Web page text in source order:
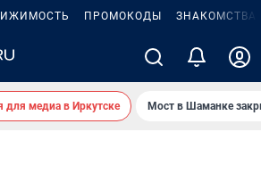
ПРОМОКОДЫ ЗНАКОМСТВА
для медиа в Иркутске Мост в Шаманке